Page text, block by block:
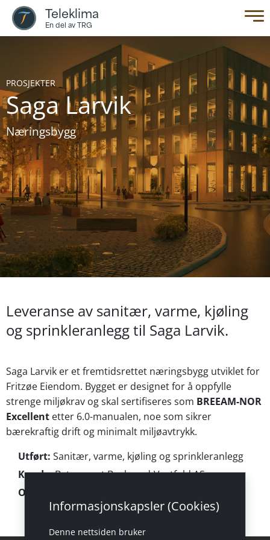
Teleklima
En del av TRG
PROSJEKTER
Saga Larvik
Næringsbygg
Leveranse av sanitær, varme, kjøling
og sprinkleranlegg til Saga Larvik.
Saga Larvik er et fremtidsrettet næringsbygg utviklet for
Fritzøe Eiendom. Bygget er designet for å oppfylle
strenge miljøkrav og skal sertifiseres som BREEAM-NOR
Excellent etter 6.0-manualen, noe som sikrer
bærekraftig drift og minimalt miljøavtrykk.
Utført: Sanitær, varme, kjøling og sprinkleranlegg
Kunde:Betonmast Buskerud-Vestfold AS
Overlevert:
Informasjonskapsler (Cookies)
Denne nettsiden bruker